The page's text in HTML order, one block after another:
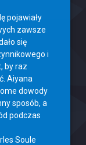
pojawiały
zawsze
się
i
by raz
Aiyana
dowody
sposób, a
podczas
Soule